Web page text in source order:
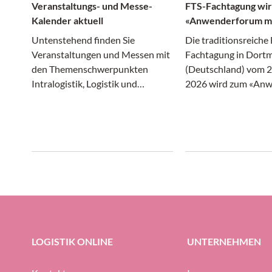
Veranstaltungs- und Messe-
Kalender aktuell
Untenstehend finden Sie
Veranstaltungen und Messen mit
den Themenschwerpunkten
Intralogistik, Logistik und
FTS-Fachtagung
«Anwenderforum
Robotik»
Die traditionsreiche
Fachtagung in
(Deutschland) vom
2026 wird zum
und bringt
LOGISTIK ONLINE
UNTERNEHMEN